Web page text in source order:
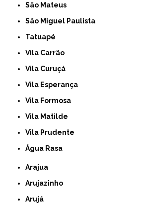
São Mateus
São Miguel Paulista
Tatuapé
Vila Carrão
Vila Curuçá
Vila Esperança
Vila Formosa
Vila Matilde
Vila Prudente
Água Rasa
Arajua
Arujazinho
Arujá